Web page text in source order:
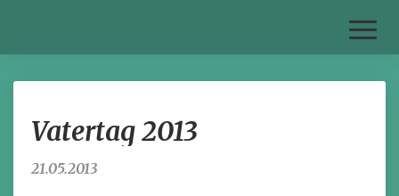
Vatertag 2013
21.05.2013